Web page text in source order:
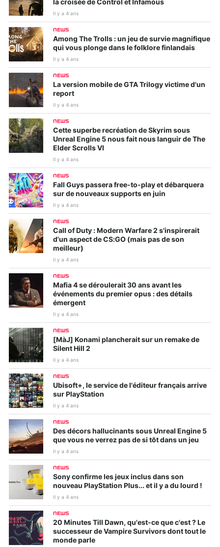
la croisée de Control et Infamous
Il y a 4 ans
NEWS
Among The Trolls : un jeu de survie magnifique
qui vous plonge dans le folklore finlandais
Il y a 4 ans
NEWS
La version mobile de GTA Trilogy victime d'un
report
Il y a 4 ans
NEWS
Cette superbe recréation de Skyrim sous
Unreal Engine 5 nous fait nous languir de The
Elder Scrolls VI
Il y a 4 ans
NEWS
Fall Guys passera free-to-play et débarquera
sur de nouveaux supports en juin
Il y a 4 ans
NEWS
Call of Duty : Modern Warfare 2 s'inspirerait
d'un aspect de CS:GO (mais pas de son
meilleur)
Il y a 4 ans
NEWS
Mafia 4 se déroulerait 30 ans avant les
événements du premier opus : des détails
émergent
Il y a 4 ans
NEWS
[MàJ] Konami plancherait sur un remake de
Silent Hill 2
Il y a 4 ans
NEWS
Ubisoft+, le service de l'éditeur français arrive
sur PlayStation
Il y a 4 ans
NEWS
Des décors hallucinants sous Unreal Engine 5
que vous ne verrez pas de si tôt dans un jeu
Il y a 4 ans
NEWS
Sony confirme les jeux inclus dans son
nouveau PlayStation Plus... et il y a du lourd !
Il y a 4 ans
NEWS
20 Minutes Till Dawn, qu'est-ce que c'est ? Le
successeur de Vampire Survivors dont tout le
monde parle